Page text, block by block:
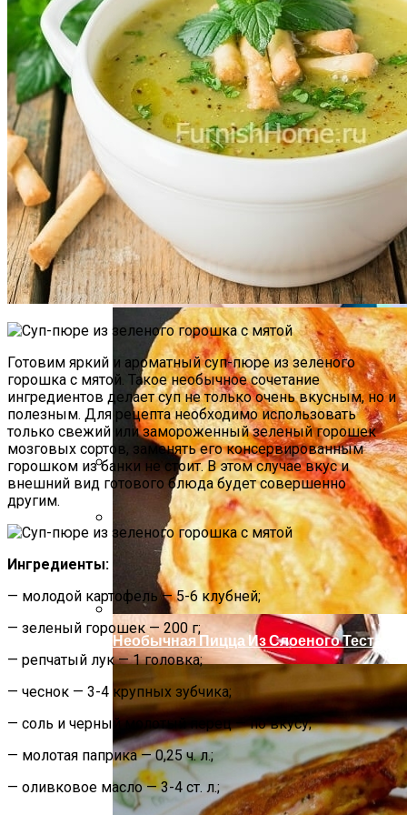
Почему Нельзя Повторно Кипятить
Воду Для Приготовления Чая Или Кофе
Как Повторно Использовать Воду
После Варки Риса
Летний Маникюр В Пляжном Стиле
Маникюр С Разноцветными
Стрелочками
Мясной Рулет С Соевым Соусом И
Кунжутом
Необычная Пицца Из Слоеного Теста
Готовим яркий и ароматный суп-пюре из зеленого
горошка с мятой. Такое необычное сочетание
ингредиентов делает суп не только очень вкусным, но и
полезным. Для рецепта необходимо использовать
только свежий или замороженный зеленый горошек
мозговых сортов, заменять его консервированным
горошком из банки не стоит. В этом случае вкус и
внешний вид готового блюда будет совершенно
другим.
Ингредиенты:
— молодой картофель — 5-6 клубней;
— зеленый горошек — 200 г;
— репчатый лук — 1 головка;
— чеснок — 3-4 крупных зубчика;
— соль и черный молотый перец — по вкусу;
— молотая паприка — 0,25 ч. л.;
— оливковое масло — 3-4 ст. л.;